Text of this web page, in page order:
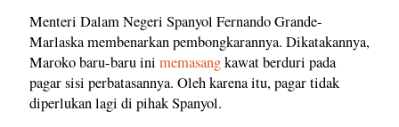
Menteri Dalam Negeri Spanyol Fernando Grande-
Marlaska membenarkan pembongkarannya. Dikatakannya,
Maroko baru-baru ini memasangkawat berduri pada
pagar sisi perbatasannya. Oleh karena itu, pagar tidak
diperlukan lagi di pihak Spanyol.